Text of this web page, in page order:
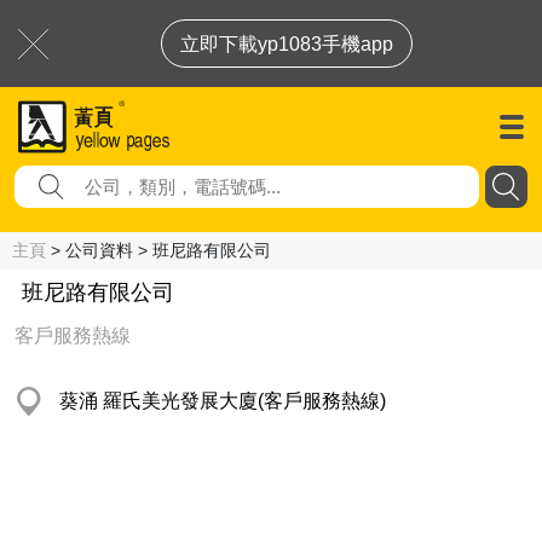
立即下載yp1083手機app
主頁 > 公司資料 > 班尼路有限公司
班尼路有限公司
客戶服務熱線
葵涌 羅氏美光發展大廈(客戶服務熱線)